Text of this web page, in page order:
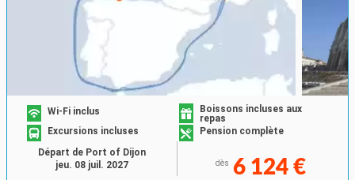
Wi-Fi inclus
Boissons incluses aux
repas
Excursions incluses
Pension complète
dès 6 124 €
Départ de Port of Dijon
jeu. 08 juil. 2027